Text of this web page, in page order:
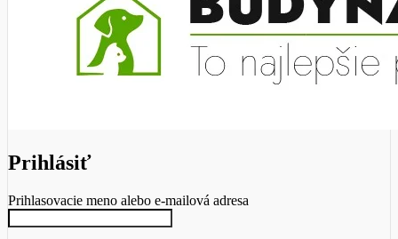
Prihlásiť
Prihlasovacie meno alebo e-mailová adresa